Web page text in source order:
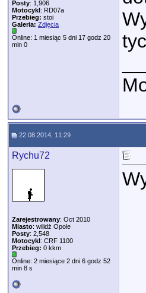
Posty: 1,906
Motocykl: RD07a
Przebieg: stoi
Galeria: Zdjęcia
Online: 1 miesiąc 5 dni 17 godz 20
min 0
22.08.2014, 11:29
Rychu72
Zarejestrowany: Oct 2010
Miasto: wilidż Opole
Posty: 2,548
Motocykl: CRF 1100
Przebieg: 0 kkm
Online: 2 miesiące 2 dni 6 godz 52
min 8 s